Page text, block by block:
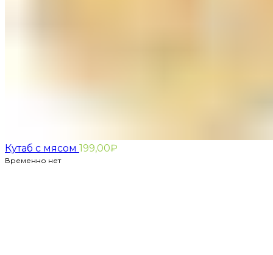
Кутаб с мясом 199,00₽
Временно нет